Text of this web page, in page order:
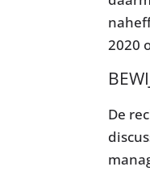
2020
De